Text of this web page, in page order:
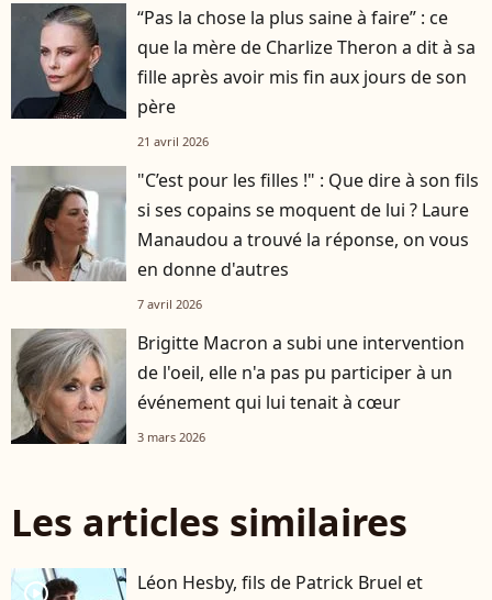
“Pas la chose la plus saine à faire” : ce
que la mère de Charlize Theron a dit à sa
fille après avoir mis fin aux jours de son
père
21 avril 2026
"C’est pour les filles !" : Que dire à son fils
si ses copains se moquent de lui ? Laure
Manaudou a trouvé la réponse, on vous
en donne d'autres
7 avril 2026
Brigitte Macron a subi une intervention
de l'oeil, elle n'a pas pu participer à un
événement qui lui tenait à cœur
3 mars 2026
Les articles similaires
player2
Léon Hesby, fils de Patrick Bruel et